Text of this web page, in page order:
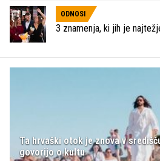
ODNOSI
3 znamenja, ki jih je
Ta hrvaški otok je znova v
govorijo o kultu